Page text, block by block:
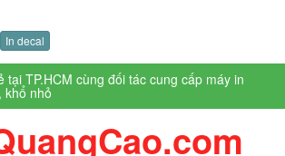
In decal
tại TP.HCM cùng đối tác cung cấp máy in
khổ nhỏ